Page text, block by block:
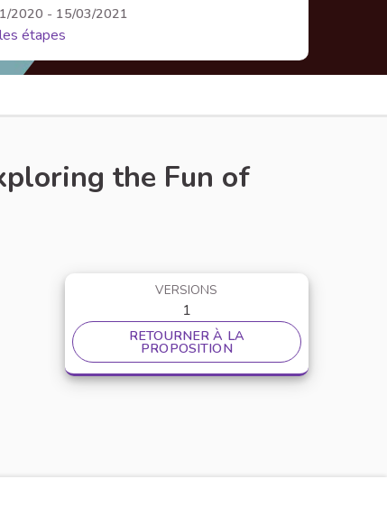
2020 - 15/03/2021
étapes
the Fun of
VERSIONS
1
RETOURNER À LA
PROPOSITION